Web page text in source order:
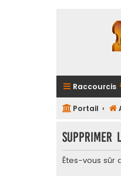
Raccourcis
Portail
Supprimer
Êtes-vous sûr